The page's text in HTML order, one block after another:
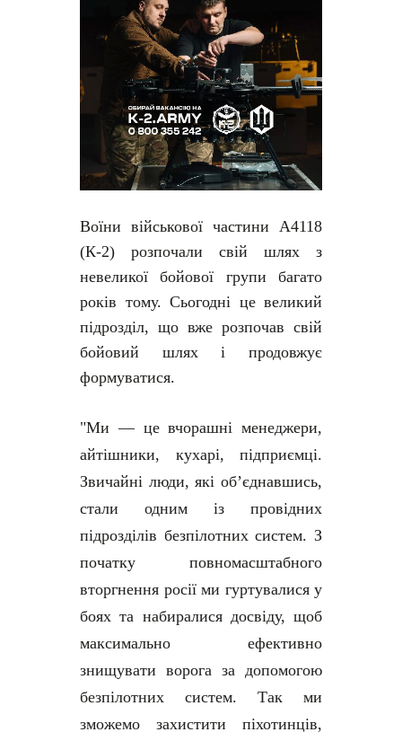
Воїни військової частини А4118
(К-2) розпочали свій шлях з
невеликої бойової групи багато
років тому. Сьогодні це великий
підрозділ, що вже розпочав свій
бойовий шлях і продовжує
формуватися.
"Ми — це вчорашні менеджери,
айтішники, кухарі, підприємці.
Звичайні люди, які об’єднавшись,
стали одним із провідних
підрозділів безпілотних систем. З
початку повномасштабного
вторгнення росії ми гуртувалися у
боях та набиралися досвіду, щоб
максимально ефективно
знищувати ворога за допомогою
безпілотних систем. Так ми
зможемо захистити піхотинців,